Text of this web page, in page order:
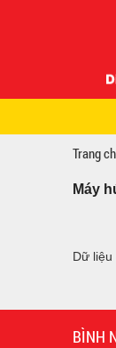
Trang
Máy
Dữ liệu
BÌNH